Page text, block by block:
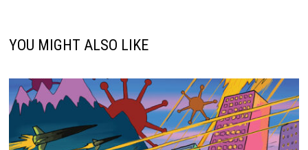
YOU MIGHT ALSO LIKE